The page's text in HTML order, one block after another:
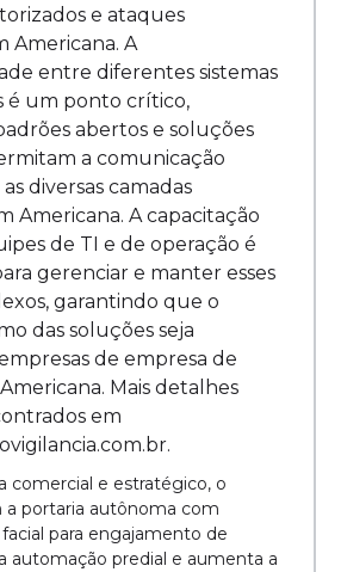
e ataques
Americana. A
entre diferentes sistemas
é um ponto crítico,
abertos e soluções
a comunicação
diversas camadas
Americana. A capacitação
de TI e de operação é
gerenciar e manter esses
garantindo que o
das soluções seja
de empresa de
Mais detalhes
em
comercial e estratégico, o
portaria autônoma com
para engajamento de
automação predial e aumenta a